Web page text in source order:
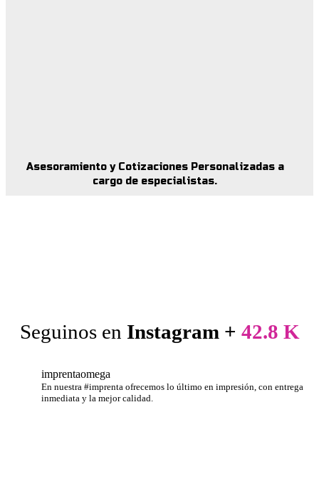
Asesoramiento y Cotizaciones Personalizadas a
cargo de especialistas.
Seguinos en Instagram + 42.8 K
imprentaomega
En nuestra #imprenta ofrecemos lo último en impresión, con entrega
inmediata y la mejor calidad.